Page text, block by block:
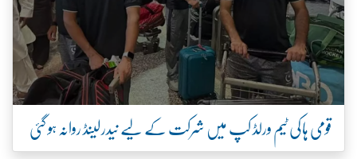
قومی ہاکی ٹیم ورلڈ کپ میں شرکت کے لیے نیدرلینڈ روانہ ہو گئی